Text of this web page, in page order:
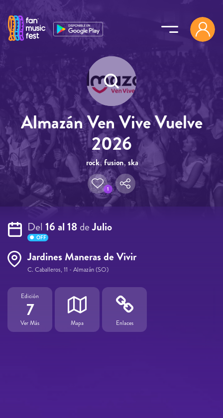
Almazán Ven Vive Vuelve
2026
rock,fusion, ska
1
Del 16 al 18deJulio
OFF
Jardines Maneras de Vivir
C. Caballeros, 11 - Almazán (SO)
Edición
7
Ver Más Mapa Enlaces